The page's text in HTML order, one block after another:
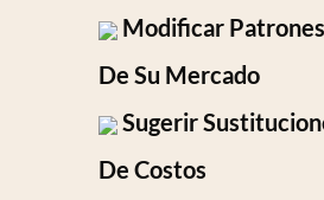
Modificar Patrones
De Su Mercado
Sugerir
De Costos